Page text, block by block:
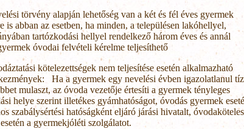
törvény alapján lehetőség van a két és fél éves gyermek
is abban az esetben, ha minden, a településen lakóhellyel,
tartózkodási hellyel rendelkező három éves és annál
óvodai felvételi kérelme teljesíthető
kötelezettségek nem teljesítése esetén alkalmazható
Ha a gyermek egy nevelési évben igazolatlanul tíz
mulaszt, az óvoda vezetője értesíti a gyermek tényleges
helye szerint illetékes gyámhatóságot, óvodás gyermek
szabálysértési hatóságként eljáró járási hivatalt, óvodaköteles
a gyermekjóléti szolgálatot.